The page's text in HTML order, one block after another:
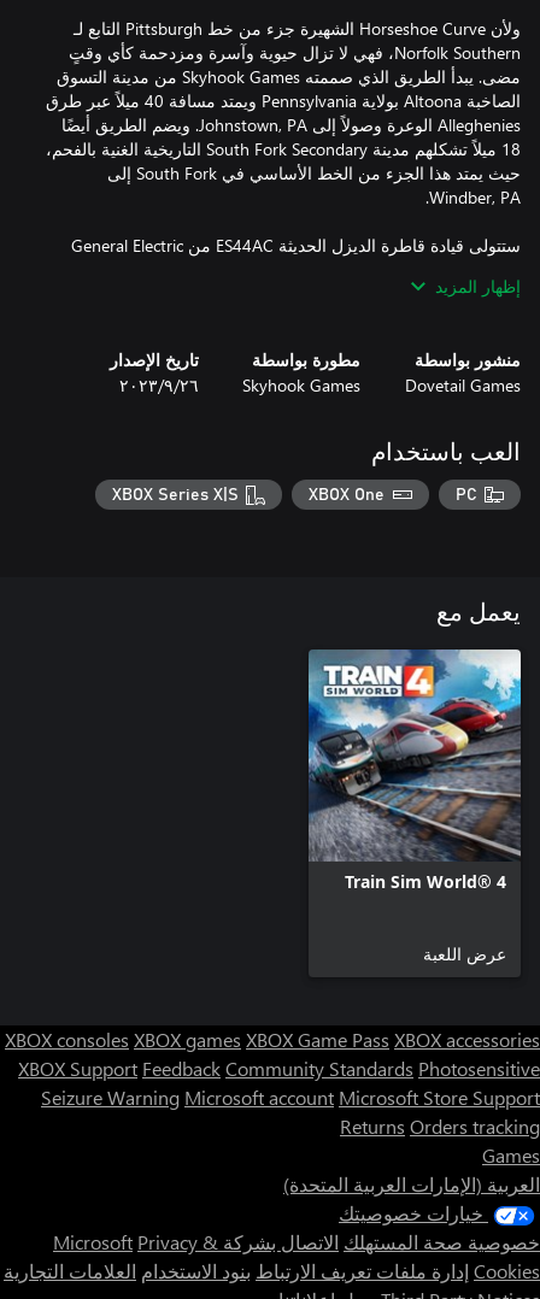
ولأن Horseshoe Curve الشهيرة جزء من خط Pittsburgh التابع لـ
Norfolk Southern، فهي لا تزال حيوية وآسرة ومزدحمة كأي وقتٍ
مضى. يبدأ الطريق الذي صممته Skyhook Games من مدينة التسوق
الصاخبة Altoona بولاية Pennsylvania ويمتد مسافة 40 ميلاً عبر طرق
Alleghenies الوعرة وصولاً إلى Johnstown, PA. ويضم الطريق أيضًا
18 ميلاً تشكلهم مدينة South Fork Secondary التاريخية الغنية بالفحم،
حيث يمتد هذا الجزء من الخط الأساسي في South Fork إلى
ستتولى قيادة قاطرة الديزل الحديثة ES44AC من General Electric
إظهار المزيد
منشور بواسطة
Dovetail Games
مطورة بواسطة
Skyhook Games
تاريخ الإصدار
٢٦‏/٩‏/٢٠٢٣
العب باستخدام
PC
XBOX One
XBOX Series X|S
يعمل مع
Train Sim World® 4
عرض اللعبة
XBOX consoles XBOX games XBOX Game Pass XBOX accessories
XBOX Support FeedbackCommunity Standards Photosensitive
Seizure Warning Microsoft account Microsoft Store Support
Returns Orders tracking
Games
العربية (الإمارات العربية المتحدة)
خيارات خصوصيتك
خصوصية صحة المستهلك الاتصال بشركة Microsoft Privacy &
Cookies إدارة ملفات تعريف الارتباط بنود الاستخدام العلامات التجارية